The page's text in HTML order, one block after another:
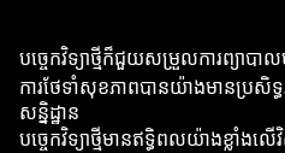
បច្ចេកវិទ្យាថ្មីក៏ជួយសម្រួលការព្យាប
ការថែទាំសុខភាពបានយ៉ាងមានប្រសិទ្
សន្និដ្ឋាន
បច្ចេកវិទ្យាថ្មីមានឥទ្ធិពលយ៉ាងខ្លាំង